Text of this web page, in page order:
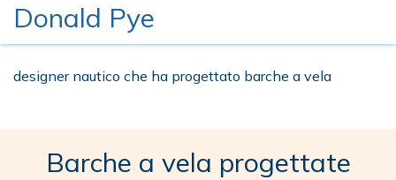
Donald Pye
designer nautico che ha progettato barche a vela
Barche a vela progettate